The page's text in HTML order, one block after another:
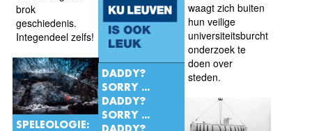
brok
geschiedenis.
Integendeel zelfs!
waagt zich buiten
hun veilige
universiteitsburcht om
onderzoek te
doen over
steden.
DADDY?
SORRY ...
DADDY?
SORRY ...
SPELEOLOGIE: